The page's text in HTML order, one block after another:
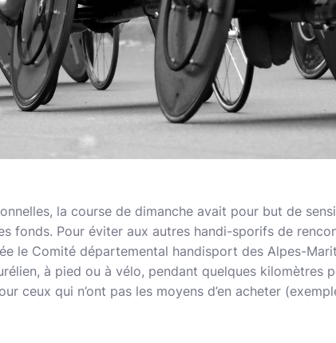
la course de dimanche avait pour but de
fonds. Pour éviter aux autres handi-sporifs de
le Comité départemental handisport des Alpes-
à pied ou à vélo, pendant quelques kilomètres
ceux qui n’ont pas les moyens d’en acheter